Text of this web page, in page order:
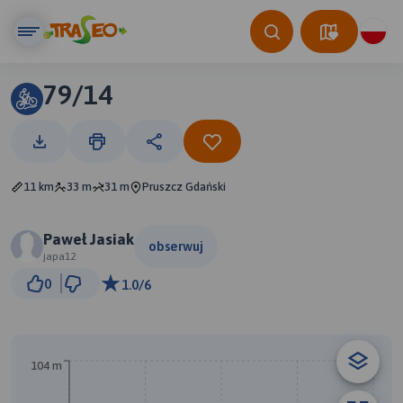
79/14
11 km 33 m 31 m Pruszcz Gdański
Paweł Jasiak
japa12
obserwuj
0 1.0/6
104 m